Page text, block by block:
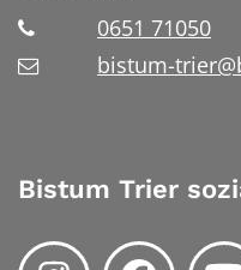
0651 71050
bistum-
Bistum Trier